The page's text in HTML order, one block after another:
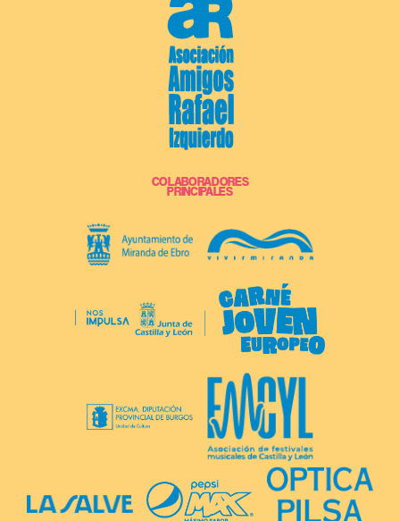
COLABORADORES
PRINCIPALES